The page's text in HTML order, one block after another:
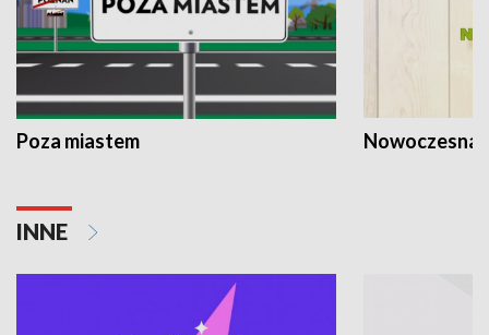
Poza miastem Nowoczesna
INNE